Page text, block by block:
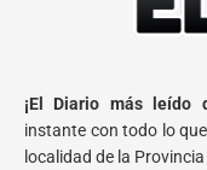
¡El Diario más leído
instante con todo lo
localidad de la